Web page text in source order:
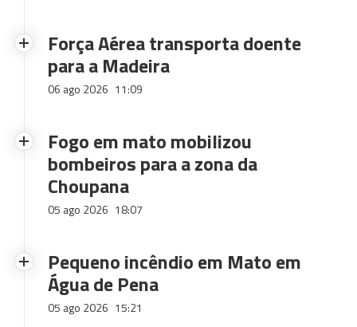
Força Aérea transporta doente
para a Madeira
06 ago 2026 11:09
Fogo em mato mobilizou
bombeiros para a zona da
Choupana
05 ago 2026 18:07
Pequeno incêndio em Mato em
Água de Pena
05 ago 2026 15:21